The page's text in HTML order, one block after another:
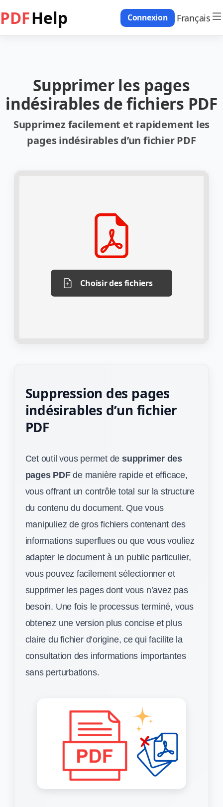
PDFHelp Connexion Français
Supprimer les pages
indésirables de fichiers PDF
Supprimez facilement et rapidement les
pages indésirables d’un fichier PDF
Choisir des fichiers
Suppression des pages
indésirables d’un fichier
PDF
Cet outil vous permet de supprimer des
pages PDFde manière rapide et efficace,
vous offrant un contrôle total sur la structure
du contenu du document. Que vous
manipuliez de gros fichiers contenant des
informations superflues ou que vous vouliez
adapter le document à un public particulier,
vous pouvez facilement sélectionner et
supprimer les pages dont vous n’avez pas
besoin. Une fois le processus terminé, vous
obtenez une version plus concise et plus
claire du fichier d’origine, ce qui facilite la
consultation des informations importantes
sans perturbations.